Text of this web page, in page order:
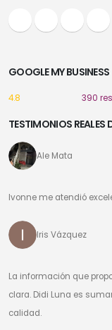
GOOGLE MY BUSINESS
4.8 390
TESTIMONIOS REALES
Ale Mata
Ivonne me atendió
Iris Vázquez
La información que
clara. Didi Luna es
calidad.